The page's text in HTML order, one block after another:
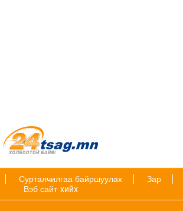
Сурталчилгаа байршуулах
Зар
Вэб сайт хийх